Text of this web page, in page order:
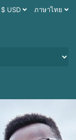
$ USD ภาษาไทย